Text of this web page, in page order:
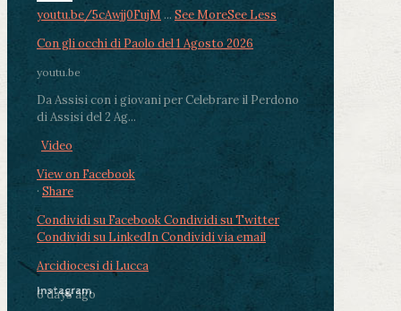
youtu.be/5cAwjj0FujM ... See MoreSee Less
Con gli occhi di Paolo del 1 Agosto 2026
youtu.be
Da Assisi con i giovani per Celebrare il Perdono
di Assisi del 2 Ag...
Video
View on Facebook
· Share
Condividi su FacebookCondividi su Twitter
Condividi su LinkedInCondividi via email
Arcidiocesi di Lucca
6 days ago
Instagram